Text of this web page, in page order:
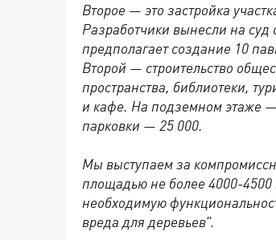
Второе — это застройка
Разработчики вынесли на
предполагает создание 10
Второй — строительство
пространства, библиотеки,
и кафе. На подземном этаже
парковки — 25 000.
Мы выступаем за
площадью не более 4000-4500
необходимую
вреда для деревьев".